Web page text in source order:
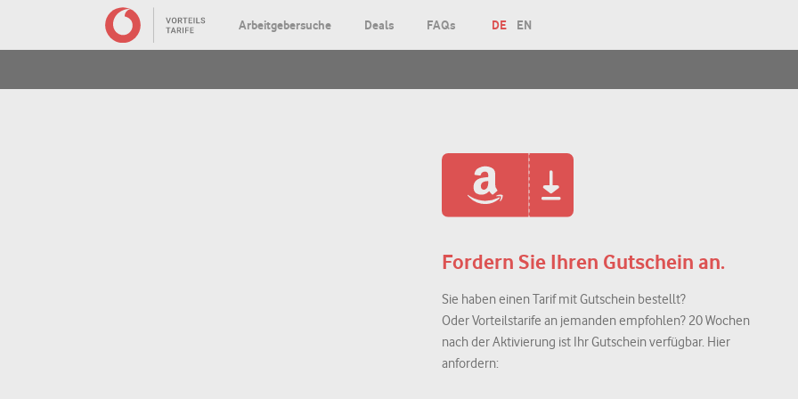
Arbeitgebersuche Deals FAQs DE EN
Fordern Sie Ihren Gutschein an.
Sie haben einen Tarif mit Gutschein bestellt?
Oder Vorteilstarife an jemanden empfohlen? 20 Wochen
nach der Aktivierung ist Ihr Gutschein verfügbar. Hier
anfordern: